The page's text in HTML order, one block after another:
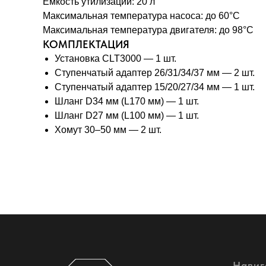
Максимальная температура насоса: до 60°C
Максимальная температура двигателя: до 98°C
КОМПЛЕКТАЦИЯ
Установка CLT3000 — 1 шт.
Ступенчатый адаптер 26/31/34/37 мм — 2 шт.
Ступенчатый адаптер 15/20/27/34 мм — 1 шт.
Шланг D34 мм (L170 мм) — 1 шт.
Шланг D27 мм (L100 мм) — 1 шт.
Хомут 30–50 мм — 2 шт.